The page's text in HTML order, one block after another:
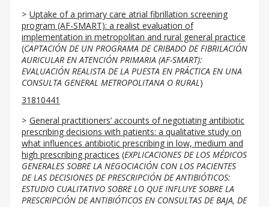
Uptake of a primary care atrial fibrillation screening
program (AF-SMART): a realist evaluation of
implementation in metropolitan and rural general practice
(CAPTACIÓN DE UN PROGRAMA DE CRIBADO DE FIBRILACIÓN
AURICULAR EN ATENCIÓN PRIMARIA (AF-SMART):
EVALUACIÓN REALISTA DE LA PUESTA EN PRÁCTICA EN UNA
CONSULTA GENERAL METROPOLITANA O RURAL)
31810441
General practitioners’ accounts of negotiating antibiotic
prescribing decisions with patients: a qualitative study on
what influences antibiotic prescribing in low, medium and
high prescribing practices (EXPLICACIONES DE LOS MÉDICOS
GENERALES SOBRE LA NEGOCIACIÓN CON LOS PACIENTES
DE LAS DECISIONES DE PRESCRIPCIÓN DE ANTIBIÓTICOS:
ESTUDIO CUALITATIVO SOBRE LO QUE INFLUYE SOBRE LA
PRESCRIPCIÓN DE ANTIBIÓTICOS EN CONSULTAS DE BAJA, DE